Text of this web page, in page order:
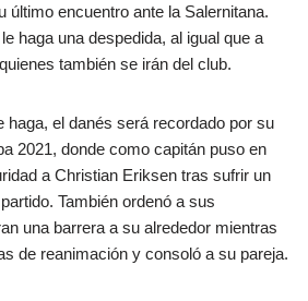
último encuentro ante la Salernitana.
haga una despedida, al igual que a
también se irán del club.
haga, el danés será recordado por su
2021, donde como capitán puso en
a Christian Eriksen tras sufrir un
También ordenó a sus
una barrera a su alrededor mientras
de reanimación y consoló a su pareja.